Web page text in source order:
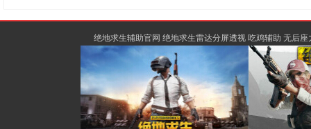
绝地求生辅助官网 绝地求生雷达分屏透视 吃鸡辅助 无后